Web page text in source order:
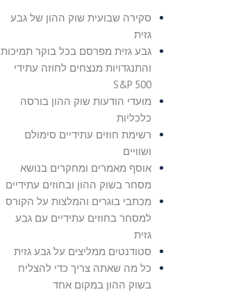
סקירה שבועית שוק ההון של גבע
גזית
גבע גזית מפרסם בכל בוקר תמיכות
והתנגדויות מנצחים לחוזה עתידי
S&P 500
מועדי הודעות שוק ההון בורסה
כלכליות
רשימת חוזים עתידיים סימולם
ושוויים
אוסף מאמרים ומחקרים בנושא
מסחר בשוק ההון ובחוזים עתידיים
מכתבי בוגרים והמלצות על הקורס
למסחר בחוזים עתידיים עם גבע
גזית
סטודנטים ממליצים על גבע גזית
כל מה שאתה צריך כדי להצליח
בשוק ההון במקום אחד